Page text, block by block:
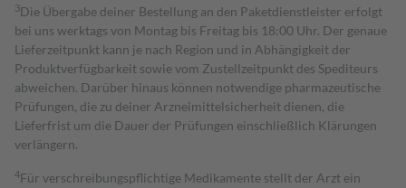
3Die Übergabe deiner Bestellung an den Paketdienstleister erfolgt
bei uns werktags von Montag bis Freitag bis 18:00 Uhr. Der genaue
Lieferzeitpunkt kann je nach Region und in Abhängigkeit der
Produktverfügbarkeit sowie vom Zustellzeitpunkt des Spediteurs
abweichen. Darüber hinaus können notwendige pharmazeutische
Prüfungen, die zu deiner Arzneimittelsicherheit dienen, die
Lieferfrist um die Dauer der Prüfungen einschließlich Klärungen
verlängern.
4Für verschreibungspflichtige Medikamente stellt der Arzt ein